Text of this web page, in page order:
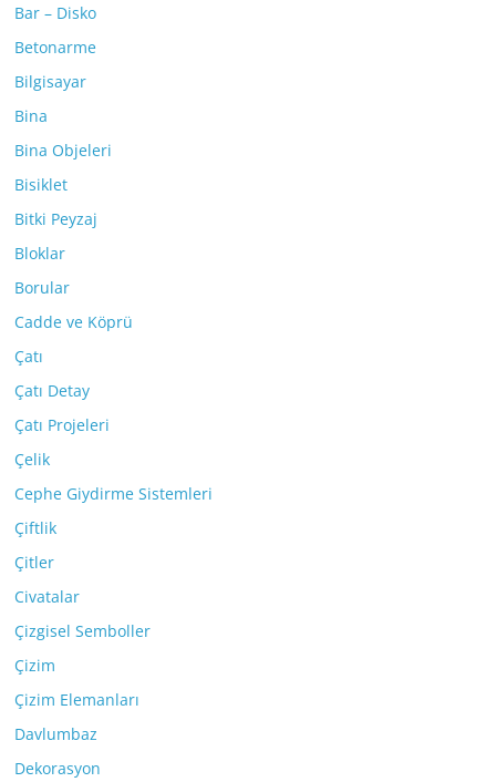
Bar – Disko
Betonarme
Bilgisayar
Bina
Bina Objeleri
Bisiklet
Bitki Peyzaj
Bloklar
Borular
Cadde ve Köprü
Çatı
Çatı Detay
Çatı Projeleri
Çelik
Cephe Giydirme Sistemleri
Çiftlik
Çitler
Civatalar
Çizgisel Semboller
Çizim
Çizim Elemanları
Davlumbaz
Dekorasyon